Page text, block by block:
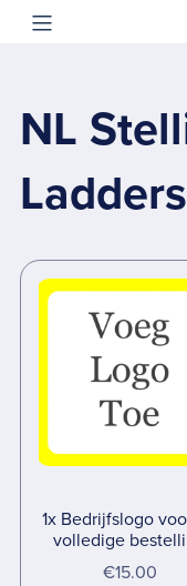
NL
Ladders
1x Bedrijfslogo
volledige
€15.00